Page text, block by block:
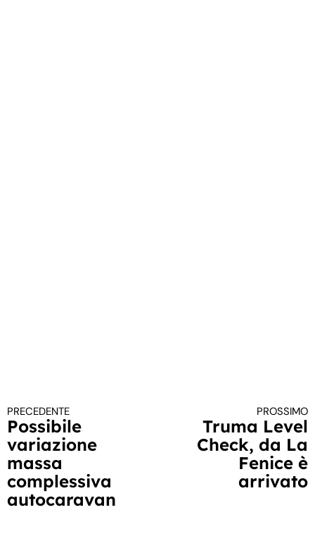
Continua a leggere
PRECEDENTE
Possibile
variazione
massa
complessiva
autocaravan
PROSSIMO
Truma Level
Check, da La
Fenice è
arrivato